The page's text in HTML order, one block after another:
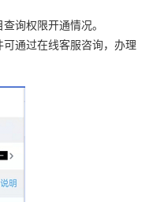
询权限开通情况。
通过在线客服咨询，办理